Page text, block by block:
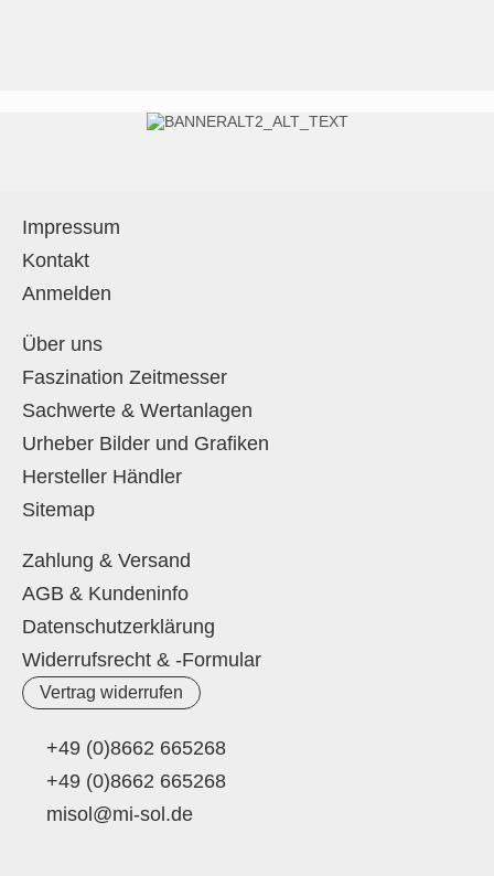
Impressum
Kontakt
Anmelden
Über uns
Faszination Zeitmesser
Sachwerte & Wertanlagen
Urheber Bilder und Grafiken
Hersteller Händler
Sitemap
Zahlung & Versand
AGB & Kundeninfo
Datenschutzerklärung
Widerrufsrecht & -Formular
Vertrag widerrufen
+49 (0)8662 665268
+49 (0)8662 665268
misol@mi-sol.de